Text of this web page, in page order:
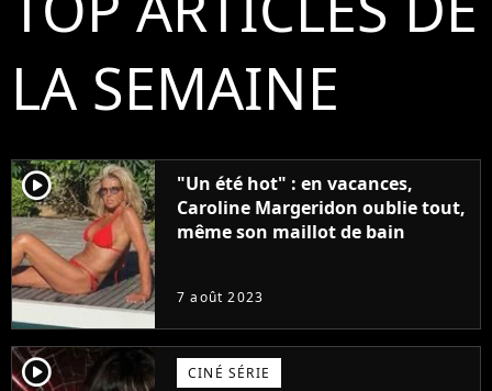
LA SEMAINE
player2
"Un été hot" : en vacances,
Caroline Margeridon oublie tout,
même son maillot de bain
7 août 2023
player2 CINÉ SÉRIE